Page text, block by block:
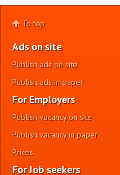
To top
Ads on site
Publish ads on site
Publish ads in paper
For Employers
Publish vacancy on site
Publish vacancy in paper
Prices
For Job seekers